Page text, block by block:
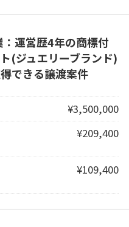
：運営歴4年の商標付
(ジュエリーブランド)
できる譲渡案件
¥3,500,000
¥209,400
¥109,400